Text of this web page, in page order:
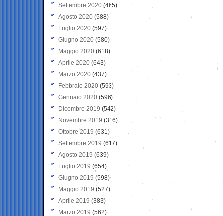
Settembre 2020(465)
Agosto 2020 (588)
Luglio 2020 (597)
Giugno 2020 (580)
Maggio 2020 (618)
Aprile 2020 (643)
Marzo 2020 (437)
Febbraio 2020 (593)
Gennaio 2020 (596)
Dicembre 2019 (542)
Novembre 2019 (316)
Ottobre 2019 (631)
Settembre 2019 (617)
Agosto 2019 (639)
Luglio 2019 (654)
Giugno 2019 (598)
Maggio 2019 (527)
Aprile 2019 (383)
Marzo 2019 (562)